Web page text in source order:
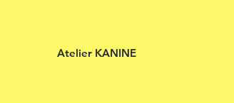
Atelier KANINE